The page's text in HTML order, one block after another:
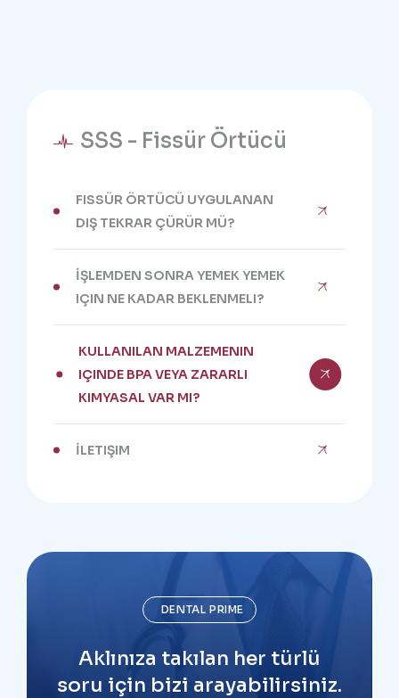
SSS - Fissür Örtücü
FISSÜR ÖRTÜCÜ UYGULANAN
DIŞ TEKRAR ÇÜRÜR MÜ?
İŞLEMDEN SONRA YEMEK YEMEK
IÇIN NE KADAR BEKLENMELI?
KULLANILAN MALZEMENIN
IÇINDE BPA VEYA ZARARLI
KIMYASAL VAR MI?
İLETIŞIM
DENTAL PRIME
Aklınıza takılan her türlü
soru için bizi arayabilirsiniz.